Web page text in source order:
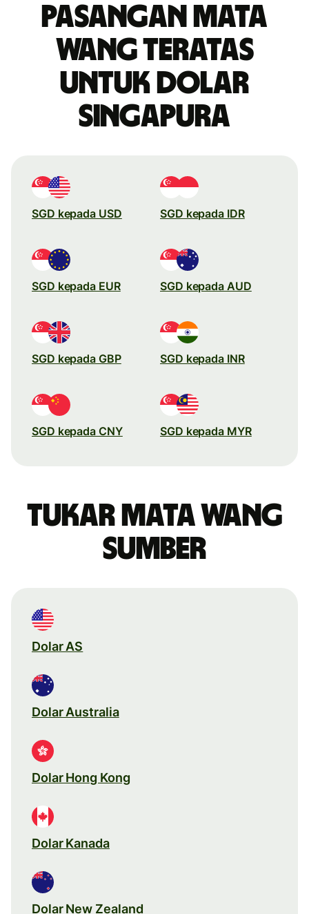
Pasangan mata
wang teratas
untuk dolar
Singapura
SGD kepada USD SGD kepada IDR
SGD kepada EUR SGD kepada AUD
SGD kepada GBP SGD kepada INR
SGD kepada CNY SGD kepada MYR
Tukar mata wang
sumber
Dolar AS
Dolar Australia
Dolar Hong Kong
Dolar Kanada
Dolar New Zealand